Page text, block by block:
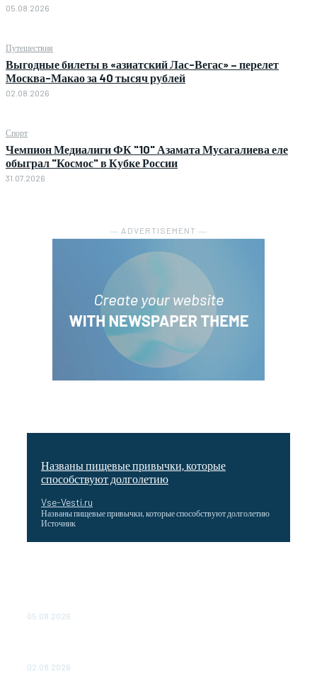
05.08.2026
Путешествия
Выгодные билеты в «азиатский Лас-Вегас» – перелет
Москва-Макао за 40 тысяч рублей
02.08.2026
Спорт
Чемпион Медиалиги ФК "10" Азамата Мусагалиева еле
обыграл "Космос" в Кубке России
31.07.2026
― ADVERTISEMENT ―
Названы пищевые привычки, которые
способствуют долголетию
Vse-Vesti.ru
Названы пищевые привычки, которые способствуют долголетию
Источник
05.08.2026
02.08.2026